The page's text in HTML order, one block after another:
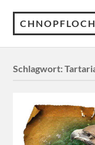
Schlagwort: